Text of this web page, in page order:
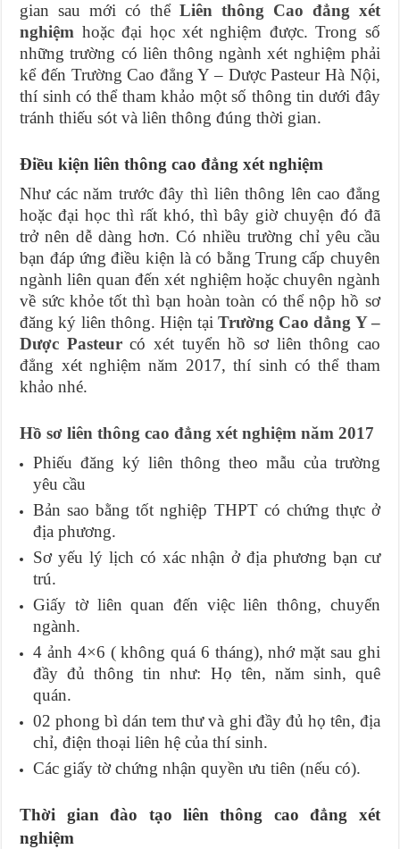
gian sau mới có thể Liên thông Cao đẳng xét
nghiệm hoặc đại học xét nghiệm được. Trong số
những trường có liên thông ngành xét nghiệm phải
kể đến Trường Cao đẳng Y – Dược Pasteur Hà Nội,
thí sinh có thể tham khảo một số thông tin dưới đây
tránh thiếu sót và liên thông đúng thời gian.
Điều kiện liên thông cao đẳng xét nghiệm
Như các năm trước đây thì liên thông lên cao đẳng
hoặc đại học thì rất khó, thì bây giờ chuyện đó đã
trở nên dễ dàng hơn. Có nhiều trường chỉ yêu cầu
bạn đáp ứng điều kiện là có bằng Trung cấp chuyên
ngành liên quan đến xét nghiệm hoặc chuyên ngành
về sức khỏe tốt thì bạn hoàn toàn có thể nộp hồ sơ
đăng ký liên thông. Hiện tạiTrường Cao dẳng Y –
Dược Pasteurcó xét tuyển hồ sơ liên thông cao
đẳng xét nghiệm năm 2017, thí sinh có thể tham
khảo nhé.
Hồ sơ liên thông cao đẳng xét nghiệm năm 2017
Phiếu đăng ký liên thông theo mẫu của trường
yêu cầu
Bản sao bằng tốt nghiệp THPT có chứng thực ở
địa phương.
Sơ yếu lý lịch có xác nhận ở địa phương bạn cư
trú.
Giấy tờ liên quan đến việc liên thông, chuyển
ngành.
4 ảnh 4×6 ( không quá 6 tháng), nhớ mặt sau ghi
đầy đủ thông tin như: Họ tên, năm sinh, quê
quán.
02 phong bì dán tem thư và ghi đầy đủ họ tên, địa
chỉ, điện thoại liên hệ của thí sinh.
Các giấy tờ chứng nhận quyền ưu tiên (nếu có).
Thời gian đào tạo liên thông cao đẳng xét
nghiệm